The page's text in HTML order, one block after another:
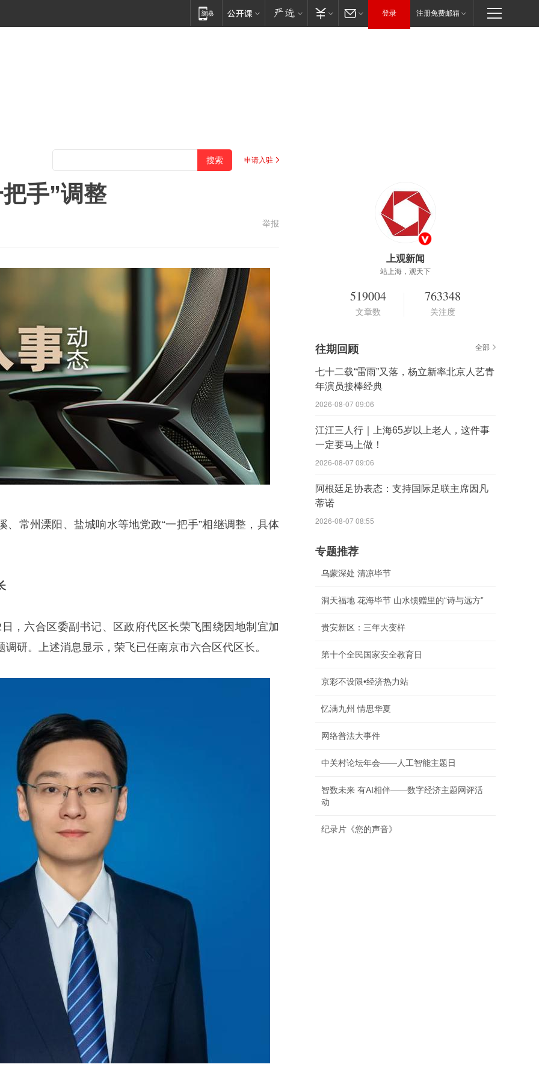
登录 注册免费邮箱
申请入驻
手”调整
举报
、常州溧阳、盐城响水等地党政“一把手”相继调整，具体
，六合区委副书记、区政府代区长荣飞围绕因地制宜加
研。上述消息显示，荣飞已任南京市六合区代区长。
上观新闻
站上海，观天下
519004
文章数
763348
关注度
往期回顾 全部
七十二载“雷雨”又落，杨立新率北京人艺青
年演员接棒经典
2026-08-07 09:06
江江三人行｜上海65岁以上老人，这件事
一定要马上做！
2026-08-07 09:06
阿根廷足协表态：支持国际足联主席因凡
蒂诺
2026-08-07 08:55
专题推荐
乌蒙深处 清凉毕节
洞天福地 花海毕节 山水馈赠里的“诗与远方”
贵安新区：三年大变样
第十个全民国家安全教育日
京彩不设限•经济热力站
忆满九州 情思华夏
网络普法大事件
中关村论坛年会——人工智能主题日
智数未来 有AI相伴——数字经济主题网评活
动
纪录片《您的声音》